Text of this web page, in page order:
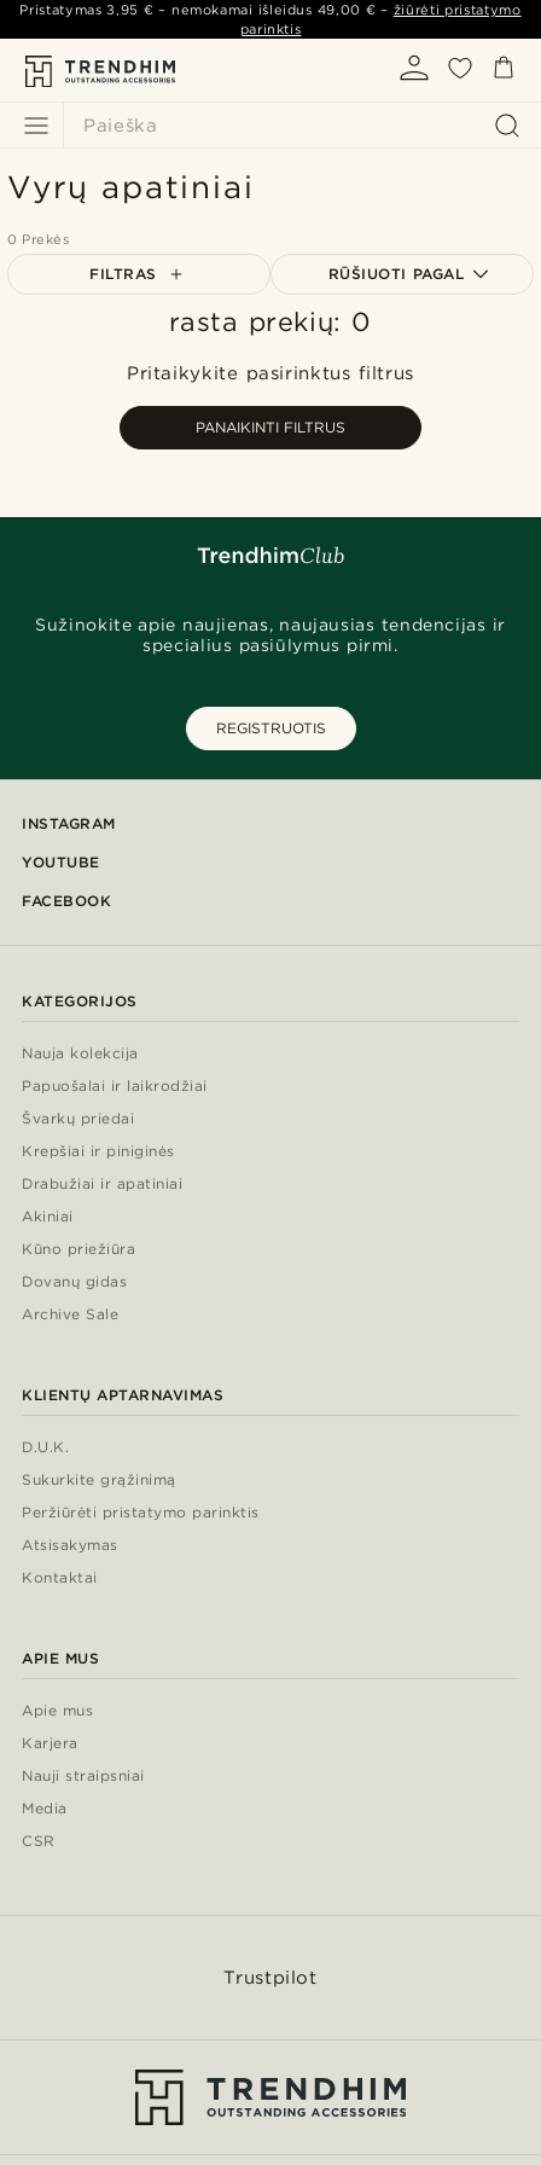
Paieška
Pristatymas3,95 € – nemokamai išleidus 49,00 € – žiūrėti pristatymo
parinktis
Vyrų apatiniai
0 Prekės
FILTRAS RŪŠIUOTI PAGAL
Populiariausias
Brangiausia
rasta prekių: 0
Pritaikykite pasirinktus filtrus
PANAIKINTI FILTRUS
Sužinokite apie naujienas, naujausias tendencijas ir
specialius pasiūlymus pirmi.
REGISTRUOTIS
INSTAGRAM
YOUTUBE
FACEBOOK
KATEGORIJOS
Nauja kolekcija
Papuošalai ir laikrodžiai
Švarkų priedai
Krepšiai ir piniginės
Drabužiai ir apatiniai
Akiniai
Kūno priežiūra
Dovanų gidas
Archive Sale
KLIENTŲ APTARNAVIMAS
D.U.K.
Sukurkite grąžinimą
Peržiūrėti pristatymo parinktis
Atsisakymas
Kontaktai
APIE MUS
Apie mus
Karjera
Nauji straipsniai
Media
CSR
Trustpilot